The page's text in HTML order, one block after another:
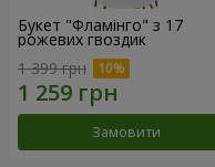
Букет "Фламінго" з 17
рожевих гвоздик
1 399 грн
Замовити